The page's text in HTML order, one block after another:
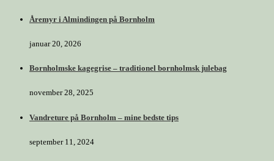
Åremyr i Almindingen på Bornholm
januar 20, 2026
Bornholmske kagegrise – traditionel bornholmsk julebag
november 28, 2025
Vandreture på Bornholm – mine bedste tips
september 11, 2024